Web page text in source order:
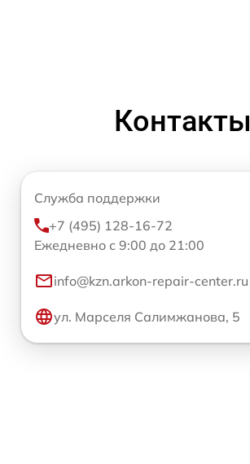
Контакты
Служба поддержки
+7 (495) 128-16-72
Ежедневно с 9:00 до 21:00
info@kzn.arkon-repair-center.ru
ул. Марселя Салимжанова, 5